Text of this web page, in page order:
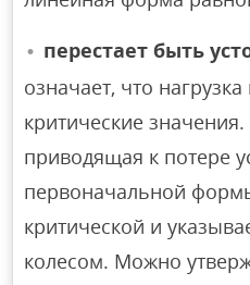
перестает быть
означает, что
критические
приводящая к потере
первоначальной
критической и
колесом. Можно